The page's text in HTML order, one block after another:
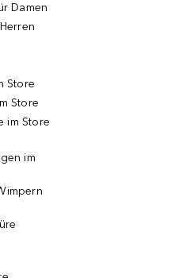
Damen
Store
Store
im Store
im